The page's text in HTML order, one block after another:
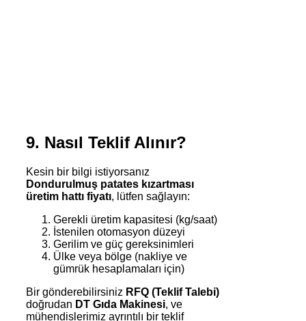
9. Nasıl Teklif Alınır?
Kesin bir bilgi istiyorsanız
Dondurulmuş patates kızartması
üretim hattı fiyatı, lütfen sağlayın:
Gerekli üretim kapasitesi (kg/saat)
İstenilen otomasyon düzeyi
Gerilim ve güç gereksinimleri
Ülke veya bölge (nakliye ve
gümrük hesaplamaları için)
Bir gönderebilirsiniz RFQ (Teklif Talebi)
doğrudan DT Gıda Makinesi, ve
mühendislerimiz ayrıntılı bir teklif